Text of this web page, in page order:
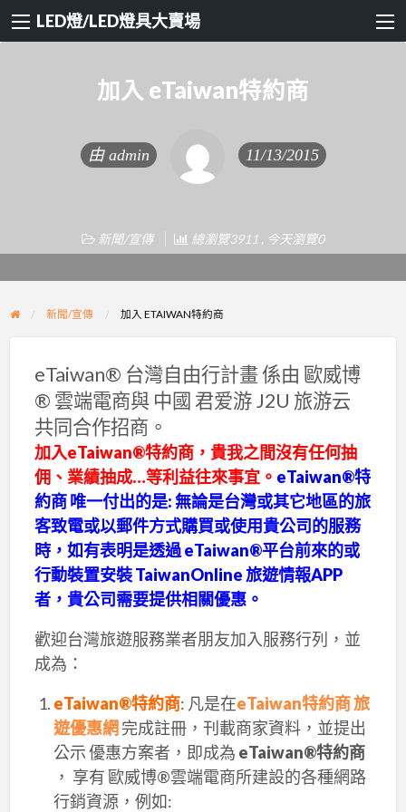
LED燈/LED燈具大賣場
加入 eTaiwan特約商
由 admin 11/13/2015
新聞/宣傳 總瀏覽3911 , 今天瀏覽0
新聞/宣傳 加入 ETAIWAN特約商
eTaiwan® 台灣自由行計畫 係由 歐威博
® 雲端電商與 中國 君爱游 J2U 旅游云
共同合作招商。
加入eTaiwan®特約商，貴我之間沒有任何抽
佣、業績抽成…等利益往來事宜。 eTaiwan®特
約商 唯一付出的是: 無論是台灣或其它地區的旅
客致電或以郵件方式購買或使用貴公司的服務
時，如有表明是透過 eTaiwan®平台前來的或
行動裝置安裝 TaiwanOnline 旅遊情報APP
者，貴公司需要提供相關優惠。
歡迎台灣旅遊服務業者朋友加入服務行列，並
成為：
eTaiwan®特約商: 凡是在eTaiwan特約商 旅
遊優惠網 完成註冊，刊載商家資料，並提出
公示 優惠方案者，即成為 eTaiwan®特約商
， 享有 歐威博®雲端電商所建設的各種網路
行銷資源，例如: